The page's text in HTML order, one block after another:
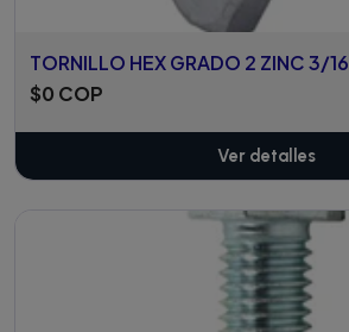
TORNILLO HEX GRADO 2 ZINC 3/16
$0 COP
Ver detalles